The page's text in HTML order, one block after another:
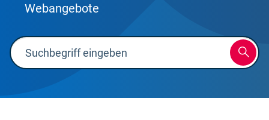
Webangebote